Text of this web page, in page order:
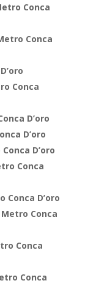
Conca
Conca
Conca
D’oro
D’oro
D’oro
Conca
Conca D’oro
Metro Conca
Conca
Conca